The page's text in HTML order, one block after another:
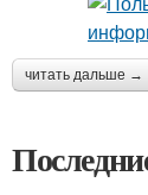
читать дальше →